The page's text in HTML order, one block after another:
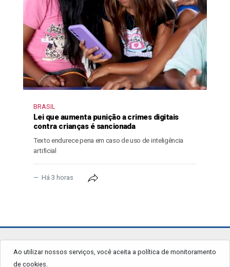
BRASIL
Lei que aumenta punição a crimes digitais
contra crianças é sancionada
Texto endurece pena em caso de uso de inteligência
artificial
Há 3 horas
Ao utilizar nossos serviços, você aceita a política de monitoramento
de cookies.
jornalgrandourados.com.br